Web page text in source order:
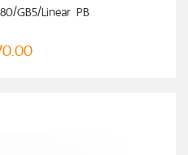
GB5/Linear PB